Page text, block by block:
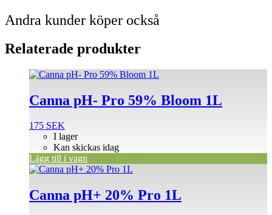
Andra kunder köper också
Relaterade produkter
Canna pH- Pro 59% Bloom 1L
175 SEK
I lager
Kan skickas idag
Lägg till i vagn
Canna pH+ 20% Pro 1L